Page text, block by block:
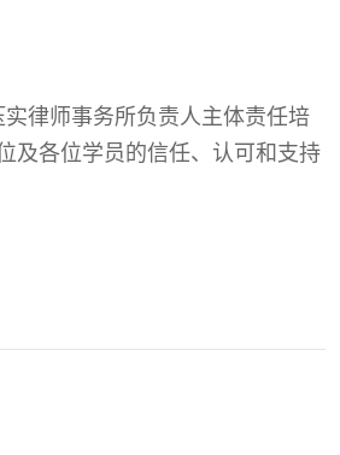
律师事务所负责人主体责任培
及各位学员的信任、认可和支持